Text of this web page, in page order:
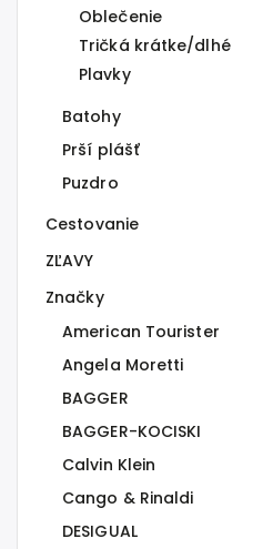
Oblečenie
Tričká krátke/dlhé
Plavky
Batohy
Prší plášť
Puzdro
Cestovanie
ZĽAVY
Značky
American Tourister
Angela Moretti
BAGGER
BAGGER-KOCISKI
Calvin Klein
Cango & Rinaldi
DESIGUAL